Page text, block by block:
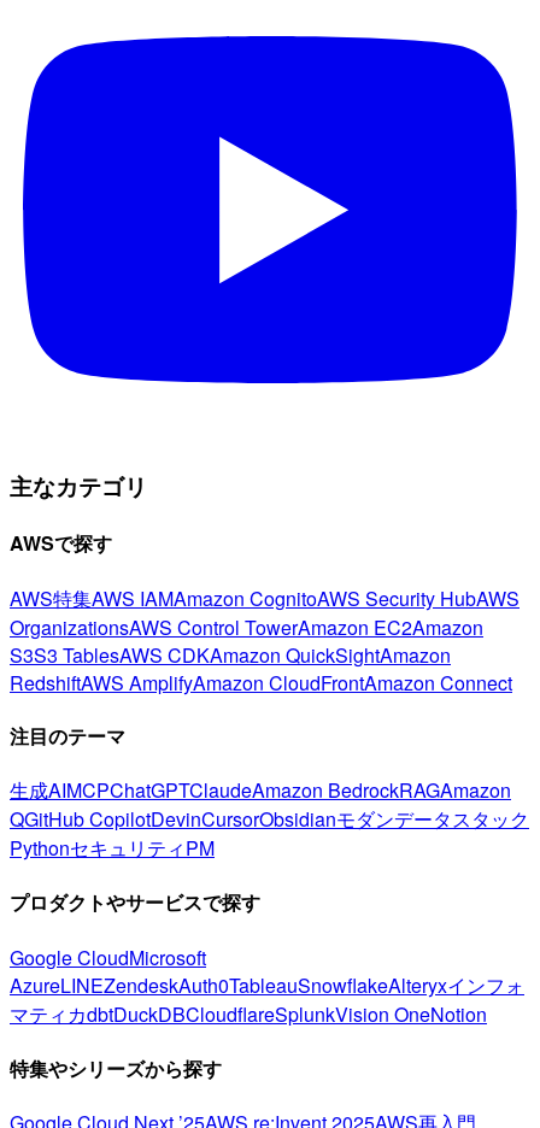
主なカテゴリ
AWSで探す
AWS特集AWS IAMAmazon CognitoAWS Security HubAWS
OrganizationsAWS Control TowerAmazon EC2Amazon
S3S3 TablesAWS CDKAmazon QuickSightAmazon
RedshiftAWS AmplifyAmazon CloudFrontAmazon Connect
注目のテーマ
生成AIMCPChatGPTClaudeAmazon BedrockRAGAmazon
QGitHub CopilotDevinCursorObsidianモダンデータスタック
PythonセキュリティPM
プロダクトやサービスで探す
Google CloudMicrosoft
AzureLINEZendeskAuth0TableauSnowflakeAlteryxインフォ
マティカdbtDuckDBCloudflareSplunkVision OneNotion
特集やシリーズから探す